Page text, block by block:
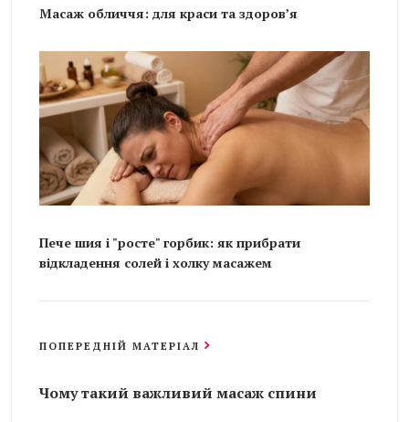
Масаж обличчя: для краси та здоров’я
Пече шия і "росте" горбик: як прибрати
відкладення солей і холку масажем
ПОПЕРЕДНІЙ МАТЕРІАЛ
Чому такий важливий масаж спини